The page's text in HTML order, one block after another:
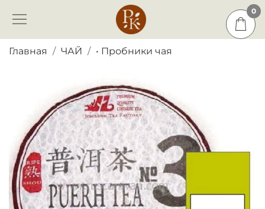
0
Главная ЧАЙ • Пробники чая
0